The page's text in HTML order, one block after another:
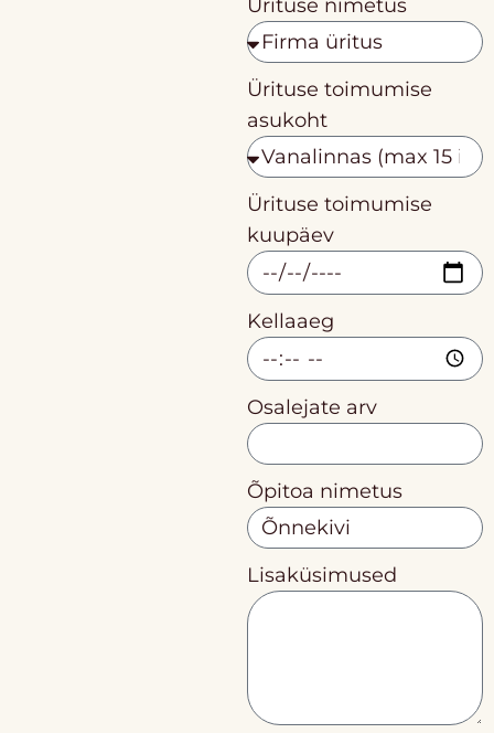
Ürituse nimetus
Ürituse toimumise
asukoht
Ürituse toimumise
kuupäev
Kellaaeg
Osalejate arv
Õpitoa nimetus
Lisaküsimused